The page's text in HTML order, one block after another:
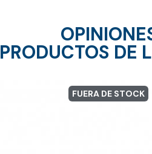
PRODUCTOS DE
FUERA DE STOCK